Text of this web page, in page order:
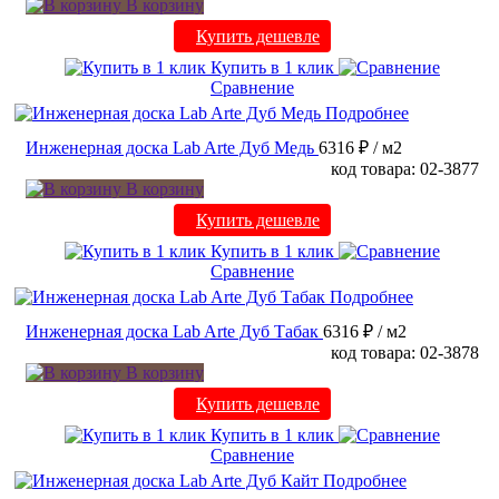
В корзину
Купить дешевле
Купить в 1 клик
Сравнение
Подробнее
Инженерная доска Lab Arte Дуб Медь 6316 ₽ / м2
код товара: 02-3877
В корзину
Купить дешевле
Купить в 1 клик
Сравнение
Подробнее
Инженерная доска Lab Arte Дуб Табак 6316 ₽ / м2
код товара: 02-3878
В корзину
Купить дешевле
Купить в 1 клик
Сравнение
Подробнее